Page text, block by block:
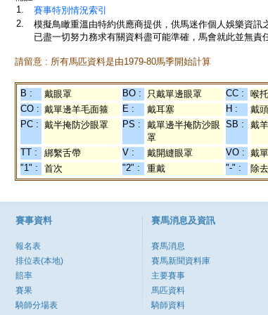
1.
賽事特別情況索引
2.
模擬鳥瞰重溫由特約供應商提供，供馬迷作個人娛樂資
已盡一切努力務求有關資料盡可能準確，馬會就此並無責
請留意 : 所有馬匹資料是由1979-80馬季開始計算
B : 戴眼罩 BO : 只戴單邊眼罩 CC : 喉托
CO : 戴單邊羊毛面箍 E : 戴耳塞 H : 戴
PC : 戴半掩防沙眼罩 PS :
戴單邊半掩防沙眼
罩
SB : 戴
TT : 綁繫舌帶 V : 戴開縫眼罩 VO : 戴
"1" :
首次 "2" : 重戴 "-" : 除去
賽事資料
報名表
排位表(本地)
賠率
賽果
騎師分場表
賽馬消息及資訊
賽馬消息
賽馬新聞資料庫
主要賽事
馬匹資料
騎師資料